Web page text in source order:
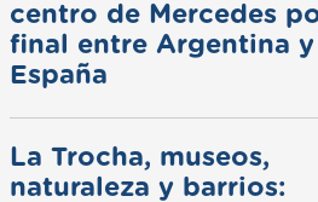
centro de Mercedes
final entre Argentina y
España
La Trocha, museos,
naturaleza y barrios: